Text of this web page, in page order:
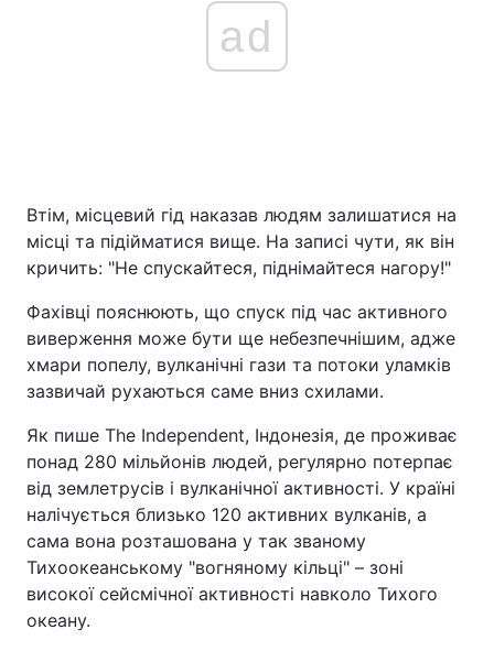
ad
Втім, місцевий гід наказав людям залишатися на
місці та підійматися вище. На записі чути, як він
кричить: "Не спускайтеся, піднімайтеся нагору!"
Фахівці пояснюють, що спуск під час активного
виверження може бути ще небезпечнішим, адже
хмари попелу, вулканічні гази та потоки уламків
зазвичай рухаються саме вниз схилами.
Як пише The Independent, Індонезія, де проживає
понад 280 мільйонів людей, регулярно потерпає
від землетрусів і вулканічної активності. У країні
налічується близько 120 активних вулканів, а
сама вона розташована у так званому
Тихоокеанському "вогняному кільці" – зоні
високої сейсмічної активності навколо Тихого
океану.